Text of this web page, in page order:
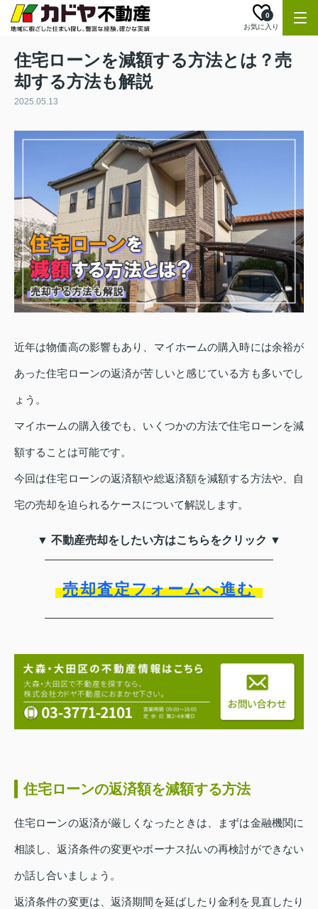
お気に入り
0
住宅ローンを減額する方法とは？売
却する方法も解説
2025.05.13
近年は物価高の影響もあり、マイホームの購入時には余裕が
あった住宅ローンの返済が苦しいと感じている方も多いでし
ょう。
マイホームの購入後でも、いくつかの方法で住宅ローンを減
額することは可能です。
今回は住宅ローンの返済額や総返済額を減額する方法や、自
宅の売却を迫られるケースについて解説します。
▼ 不動産売却をしたい方はこちらをクリック ▼
売却査定フォームへ進む
住宅ローンの返済額を減額する方法
住宅ローンの返済が厳しくなったときは、まずは金融機関に
相談し、返済条件の変更やボーナス払いの再検討ができない
か話し合いましょう。
返済条件の変更は、返済期間を延ばしたり金利を見直したり